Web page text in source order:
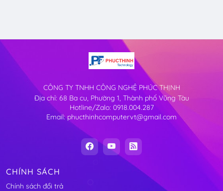
CÔNG TY TNHH CÔNG NGHỆ PHÚC THỊNH
Địa chỉ: 68 Ba cu, Phường 1, Thành phố Vũng Tàu
Hotline/Zalo: 0918.004.287
Email: phucthinhcomputervt@gmail.com
CHÍNH SÁCH
Chính sách đổi trả